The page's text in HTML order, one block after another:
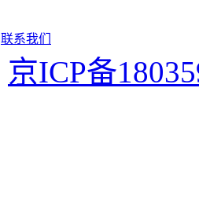
联系我们
京ICP备